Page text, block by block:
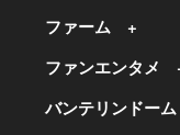
ファーム
ファンエンタメ
バンテリンドーム